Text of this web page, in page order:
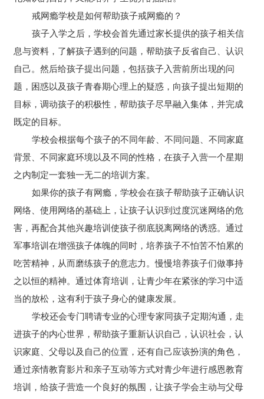
戒网瘾学校是如何帮助孩子戒网瘾的？
孩子入学之后，学校会首先通过家长提供的孩子相关信
息与资料，了解孩子遇到的问题，帮助孩子反省自己、认识
自己。然后给孩子提出问题，包括孩子入营前所出现的问
题，困惑以及孩子青春期心理上的疑惑，向孩子提出短期的
目标，调动孩子的积极性，帮助孩子尽早融入集体，并完成
既定的目标。
学校会根据每个孩子的不同年龄、不同问题、不同家庭
背景、不同家庭环境以及不同的性格，在孩子入营一个星期
之内制定一套独一无二的培训方案。
如果你的孩子有网瘾，学校会在孩子帮助孩子正确认识
网络、使用网络的基础上，让孩子认识到过度沉迷网络的危
害，再配合其他兴趣培训使孩子彻底脱离网络的诱惑。通过
军事培训在增强孩子体魄的同时，培养孩子不怕苦不怕累的
吃苦精神，从而磨练孩子的意志力。慢慢培养孩子们做事持
之以恒的精神。通过体育培训，让青少年在紧张的学习中适
当的放松，这有利于孩子身心的健康发展。
学校还会专门聘请专业的心理专家同孩子定期沟通，走
进孩子的内心世界，帮助孩子重新认识自己，认识社会，认
识家庭、父母以及自己的位置，还有自己应该扮演的角色，
通过亲情教育影片和亲子互动等方式对青少年进行感恩教育
培训，给孩子营造一个良好的氛围，让孩子学会主动与父母